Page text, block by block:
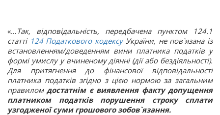
«…Так, відповідальність, передбачена пунктом 124.1
статті124 Податкового кодексуУкраїни, не пов`язана із
встановленням/доведенням вини платника податків у
формі умислу у вчиненому діянні (дії або бездіяльності).
Для притягнення до фінансової відповідальності
платника податків згідно з цією нормою за загальним
правиломдостатнім є виявлення факту допущення
платником податків порушення строку сплати
узгодженої суми грошового зобов`язання.